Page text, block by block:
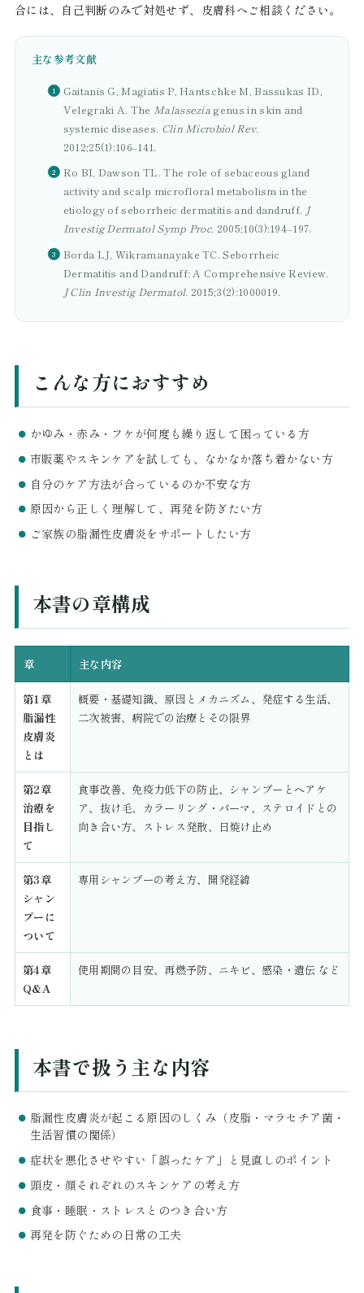
合には、自己判断のみで対処せず、皮膚科へご相談ください。
主な参考文献
Gaitanis G, Magiatis P, Hantschke M, Bassukas ID,
Velegraki A. The Malassezia genus in skin and
systemic diseases. Clin Microbiol Rev.
2012;25(1):106–141.
Ro BI, Dawson TL. The role of sebaceous gland
activity and scalp microfloral metabolism in the
etiology of seborrheic dermatitis and dandruff. J
Investig Dermatol Symp Proc. 2005;10(3):194–197.
Borda LJ, Wikramanayake TC. Seborrheic
Dermatitis and Dandruff: A Comprehensive Review.
J Clin Investig Dermatol. 2015;3(2):1000019.
こんな方におすすめ
かゆみ・赤み・フケが何度も繰り返して困っている方
市販薬やスキンケアを試しても、なかなか落ち着かない方
自分のケア方法が合っているのか不安な方
原因から正しく理解して、再発を防ぎたい方
ご家族の脂漏性皮膚炎をサポートしたい方
本書の章構成
章 主な内容
第1章
脂漏性
皮膚炎
とは
概要・基礎知識、原因とメカニズム、発症する生活、
二次被害、病院での治療とその限界
第2章
治療を
目指し
て
食事改善、免疫力低下の防止、シャンプーとヘアケ
ア、抜け毛、カラーリング・パーマ、ステロイドとの
向き合い方、ストレス発散、日焼け止め
第3章
シャン
プーに
ついて
専用シャンプーの考え方、開発経緯
第4章
Q&A
使用期間の目安、再燃予防、ニキビ、感染・遺伝 など
本書で扱う主な内容
脂漏性皮膚炎が起こる原因のしくみ（皮脂・マラセチア菌・
生活習慣の関係）
症状を悪化させやすい「誤ったケア」と見直しのポイント
頭皮・顔それぞれのスキンケアの考え方
食事・睡眠・ストレスとのつき合い方
再発を防ぐための日常の工夫